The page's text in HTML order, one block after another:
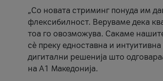
„Со новата стриминг понуда им
флексибилност. Веруваме дека
тоа го овозможува. Сакаме
сè преку едноставна и
дигитални решенија што
на А1 Македонија.